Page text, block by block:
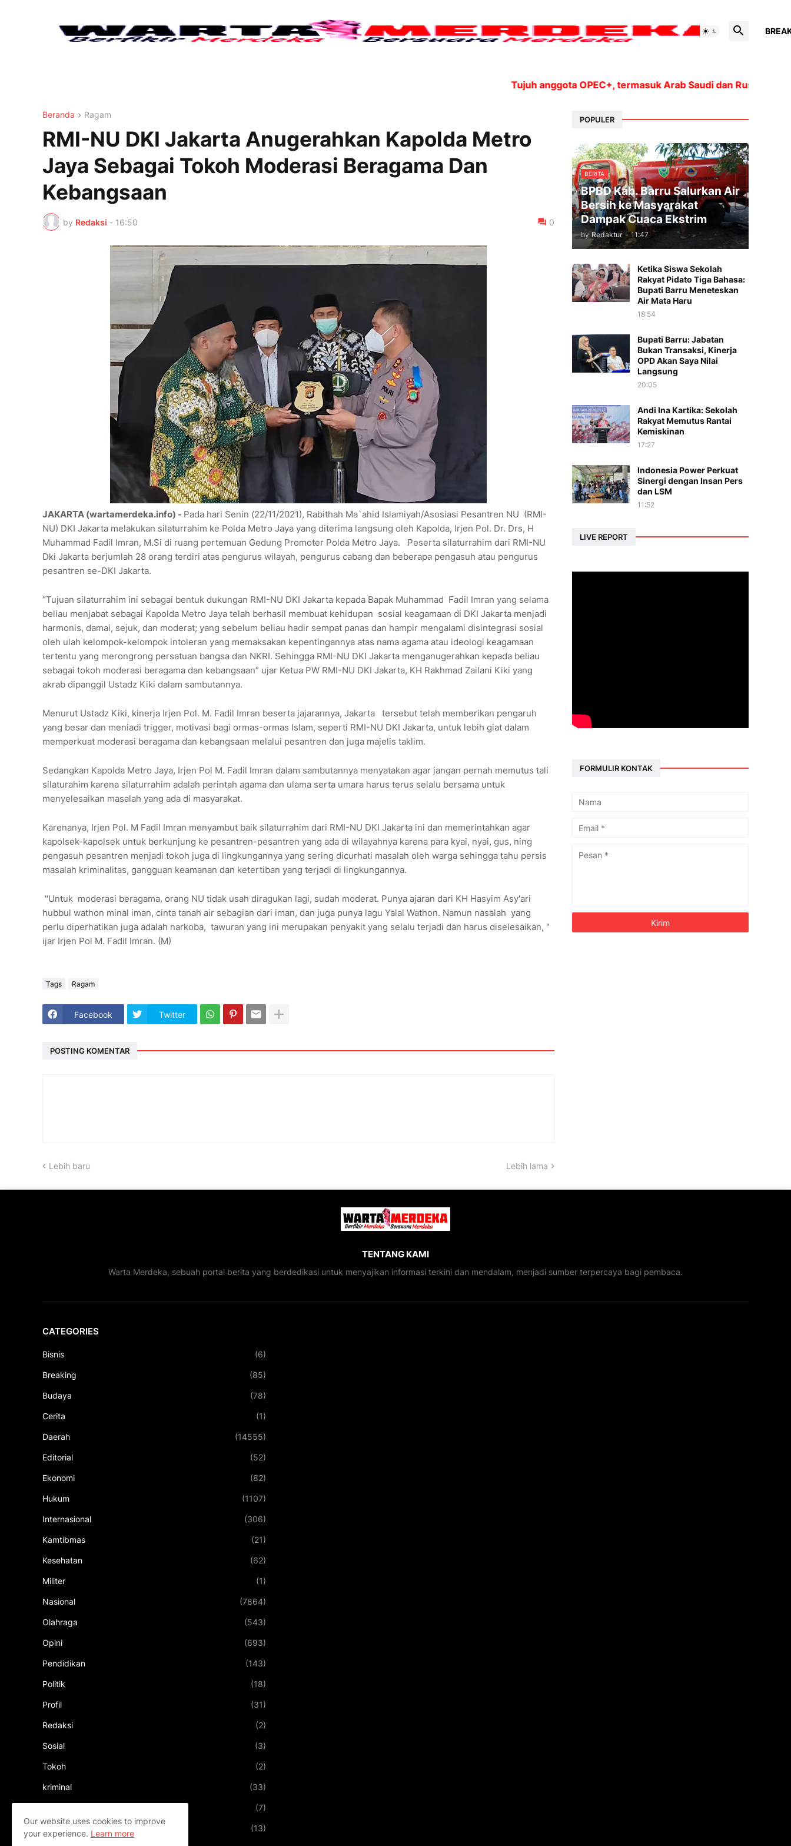
Tujuh anggota OPEC+, termasuk Arab Saudi dan Rusia, akan
Beranda Ragam
RMI-NU DKI Jakarta Anugerahkan Kapolda Metro
Jaya Sebagai Tokoh Moderasi Beragama Dan
Kebangsaan
by Redaksi - 16:50 0
JAKARTA (wartamerdeka.info) - Pada hari Senin (22/11/2021), Rabithah Ma`ahid Islamiyah/Asosiasi Pesantren NU (RMI-
NU) DKI Jakarta melakukan silaturrahim ke Polda Metro Jaya yang diterima langsung oleh Kapolda, Irjen Pol. Dr. Drs, H
Muhammad Fadil Imran, M.Si di ruang pertemuan Gedung Promoter Polda Metro Jaya. Peserta silaturrahim dari RMI-NU
Dki Jakarta berjumlah 28 orang terdiri atas pengurus wilayah, pengurus cabang dan beberapa pengasuh atau pengurus
pesantren se-DKI Jakarta.
“Tujuan silaturrahim ini sebagai bentuk dukungan RMI-NU DKI Jakarta kepada Bapak Muhammad Fadil Imran yang selama
beliau menjabat sebagai Kapolda Metro Jaya telah berhasil membuat kehidupan sosial keagamaan di DKI Jakarta menjadi
harmonis, damai, sejuk, dan moderat; yang sebelum beliau hadir sempat panas dan hampir mengalami disintegrasi sosial
oleh ulah kelompok-kelompok intoleran yang memaksakan kepentingannya atas nama agama atau ideologi keagamaan
tertentu yang merongrong persatuan bangsa dan NKRI. Sehingga RMI-NU DKI Jakarta menganugerahkan kepada beliau
sebagai tokoh moderasi beragama dan kebangsaan” ujar Ketua PW RMI-NU DKI Jakarta, KH Rakhmad Zailani Kiki yang
akrab dipanggil Ustadz Kiki dalam sambutannya.
Menurut Ustadz Kiki, kinerja Irjen Pol. M. Fadil Imran beserta jajarannya, Jakarta tersebut telah memberikan pengaruh
yang besar dan meniadi trigger, motivasi bagi ormas-ormas Islam, seperti RMI-NU DKI Jakarta, untuk lebih giat dalam
memperkuat moderasi beragama dan kebangsaan melalui pesantren dan juga majelis taklim.
Sedangkan Kapolda Metro Jaya, Irjen Pol M. Fadil Imran dalam sambutannya menyatakan agar jangan pernah memutus tali
silaturahim karena silaturrahim adalah perintah agama dan ulama serta umara harus terus selalu bersama untuk
menyelesaikan masalah yang ada di masyarakat.
Karenanya, Irjen Pol. M Fadil Imran menyambut baik silaturrahim dari RMI-NU DKI Jakarta ini dan memerintahkan agar
kapolsek-kapolsek untuk berkunjung ke pesantren-pesantren yang ada di wilayahnya karena para kyai, nyai, gus, ning
pengasuh pesantren menjadi tokoh juga di lingkungannya yang sering dicurhati masalah oleh warga sehingga tahu persis
masalah kriminalitas, gangguan keamanan dan ketertiban yang terjadi di lingkungannya.
"Untuk moderasi beragama, orang NU tidak usah diragukan lagi, sudah moderat. Punya ajaran dari KH Hasyim Asy'ari
hubbul wathon minal iman, cinta tanah air sebagian dari iman, dan juga punya lagu Yalal Wathon. Namun nasalah yang
perlu diperhatikan juga adalah narkoba, tawuran yang ini merupakan penyakit yang selalu terjadi dan harus diselesaikan, "
ijar Irjen Pol M. Fadil Imran. (M)
Tags Ragam
Facebook Twitter
POSTING KOMENTAR
Lebih baru Lebih lama
POPULER
BERITA
BPBD Kab. Barru Salurkan Air
Bersih ke Masyarakat
Dampak Cuaca Ekstrim
by Redaktur - 11:47
Ketika Siswa Sekolah
Rakyat Pidato Tiga Bahasa:
Bupati Barru Meneteskan
Air Mata Haru
18:54
Bupati Barru: Jabatan
Bukan Transaksi, Kinerja
OPD Akan Saya Nilai
Langsung
20:05
Andi Ina Kartika: Sekolah
Rakyat Memutus Rantai
Kemiskinan
17:27
Indonesia Power Perkuat
Sinergi dengan Insan Pers
dan LSM
11:52
LIVE REPORT
FORMULIR KONTAK
TENTANG KAMI
Warta Merdeka, sebuah portal berita yang berdedikasi untuk menyajikan informasi terkini dan mendalam, menjadi sumber terpercaya bagi pembaca.
CATEGORIES
Bisnis (6)
Breaking (85)
Budaya (78)
Cerita (1)
Daerah (14555)
Editorial (52)
Ekonomi (82)
Hukum (1107)
Internasional (306)
Kamtibmas (21)
Kesehatan (62)
Militer (1)
Nasional (7864)
Olahraga (543)
Opini (693)
Pendidikan (143)
Politik (18)
Profil (31)
Redaksi (2)
Sosial (3)
Tokoh (2)
kriminal (33)
(7)
pariwisata (13)
Our website uses cookies to improve
your experience. Learn more